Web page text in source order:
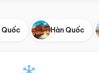
Quốc Hàn Quốc